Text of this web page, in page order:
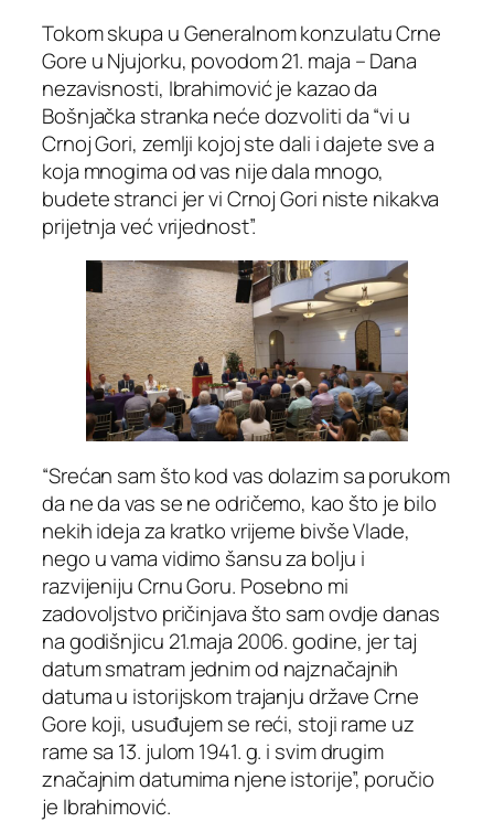
Tokom skupa u Generalnom konzulatu Crne
Gore u Njujorku, povodom 21. maja – Dana
nezavisnosti, Ibrahimović je kazao da
Bošnjačka stranka neće dozvoliti da “vi u
Crnoj Gori, zemlji kojoj ste dali i dajete sve a
koja mnogima od vas nije dala mnogo,
budete stranci jer vi Crnoj Gori niste nikakva
prijetnja već vrijednost”.
“Srećan sam što kod vas dolazim sa porukom
da ne da vas se ne odričemo, kao što je bilo
nekih ideja za kratko vrijeme bivše Vlade,
nego u vama vidimo šansu za bolju i
razvijeniju Crnu Goru. Posebno mi
zadovoljstvo pričinjava što sam ovdje danas
na godišnjicu 21.maja 2006. godine, jer taj
datum smatram jednim od najznačajnih
datuma u istorijskom trajanju države Crne
Gore koji, usuđujem se reći, stoji rame uz
rame sa 13. julom 1941. g. i svim drugim
značajnim datumima njene istorije”, poručio
je Ibrahimović.